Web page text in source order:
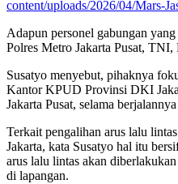
Adapun personel gabungan
Polres Metro Jakarta Pusat,
Susatyo menyebut, pihaknya
Kantor KPUD Provinsi DKI
Jakarta Pusat, selama
Terkait pengalihan arus lalu
Jakarta, kata Susatyo hal itu
arus lalu lintas akan
di lapangan.